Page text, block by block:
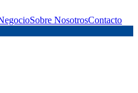
Sobre NosotrosContacto